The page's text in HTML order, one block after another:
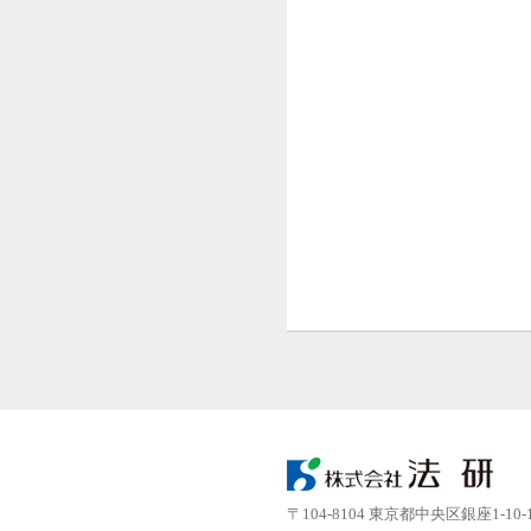
〒104-8104 東京都中央区銀座1-10-